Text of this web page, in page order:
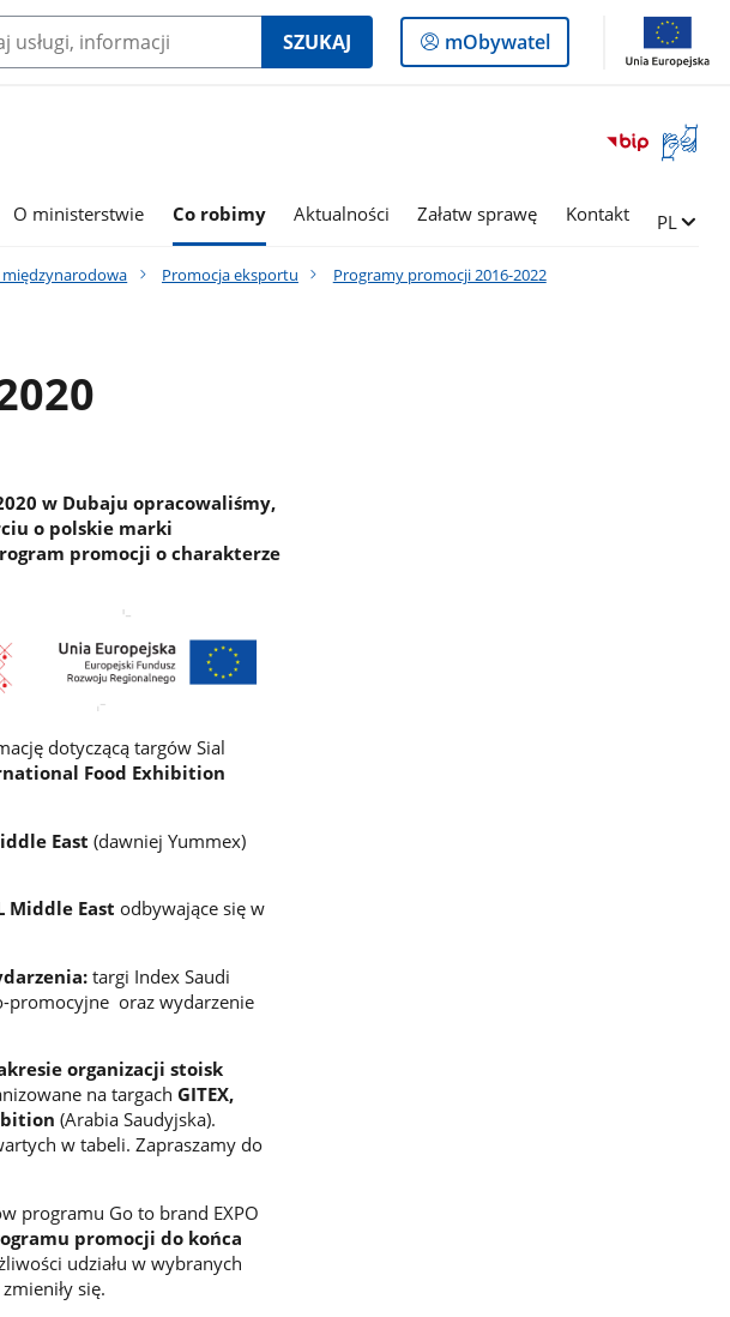
SZUKAJ
Logowanie
do
mObywatel
Otwórz
okno
języka
O ministerstwie Co robimy Aktualności Załatw sprawę Kontakt Zmień
PL
międzynarodowa Promocja eksportu
Programy promocji 2016-2022
w Dubaju opracowaliśmy,
o polskie marki
promocji o charakterze
dotyczącą targów Sial
Food Exhibition
East (dawniej Yummex)
Middle East odbywające się w
targi Index Saudi
promocyjne oraz wydarzenie
organizacji stoisk
na targach GITEX,
(Arabia Saudyjska).
w tabeli. Zapraszamy do
programu Go to brand EXPO
promocji do końca
udziału w wybranych
się.